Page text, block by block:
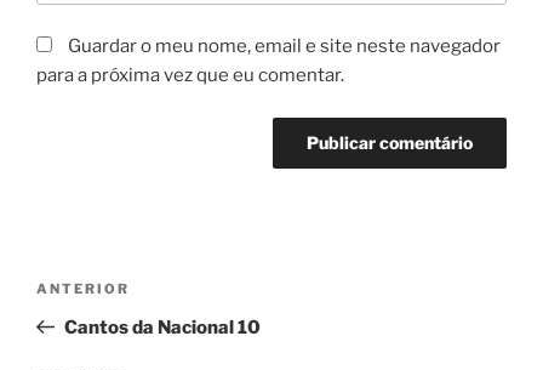
Guardar o meu nome, email e site neste navegador
para a próxima vez que eu comentar.
artigos
Conteúdo
anterior
ANTERIOR
Cantos da Nacional 10